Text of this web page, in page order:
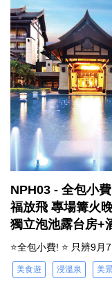
NPH03 - 全包小
福放飛 專場篝火
獨立泡池露台房+
⭐全包小費! ⭐ 只辨9
美食遊 浸溫泉 美